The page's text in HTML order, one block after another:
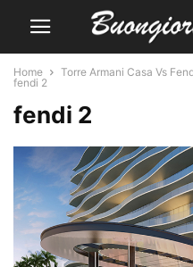
Home
Torre Armani Casa Vs
fendi 2
fendi 2